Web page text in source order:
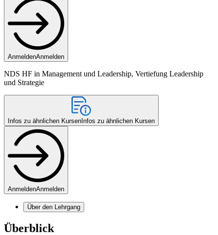
AnmeldenAnmelden
NDS HF in Management und Leadership, Vertiefung Leadership
und Strategie
Infos zu ähnlichen Kursen Infos zu ähnlichen Kursen
AnmeldenAnmelden
Über den Lehrgang
Überblick